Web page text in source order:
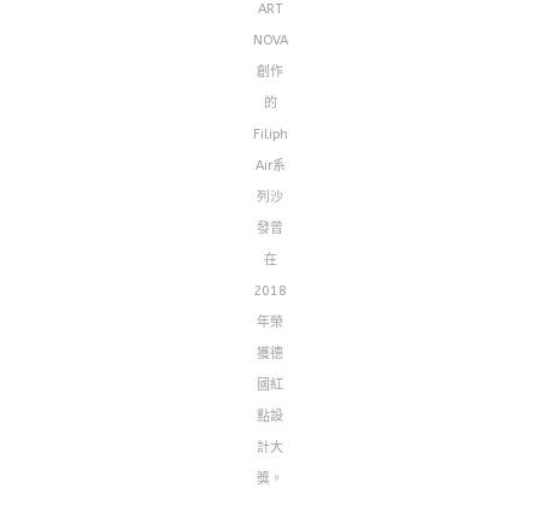
ART
NOVA
創作
的
Filiph
Air系
列沙
發曾
在
2018
年榮
獲德
國紅
點設
計大
獎。